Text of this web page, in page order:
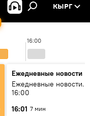
КЫРГ
16:00
Ежедневные новости
Ежедневные новости.
16:00
16:01 7 мин